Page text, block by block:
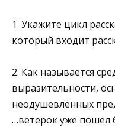
1. Укажите цикл
который входит
2. Как называется
выразительности,
неодушевлённых
…ветерок уже пошёл